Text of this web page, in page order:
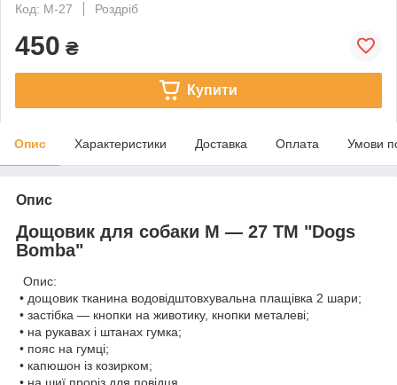
Код: M-27
Роздріб
450 ₴
Купити
Опис Характеристики Доставка Оплата Умови
Опис
Дощовик для собаки М — 27 ТМ "Dogs
Bomba"
Опис:
• дощовик тканина водовідштовхувальна плащівка 2 шари;
• застібка — кнопки на животику, кнопки металеві;
• на рукавах і штанах гумка;
• пояс на гумці;
• капюшон із козирком;